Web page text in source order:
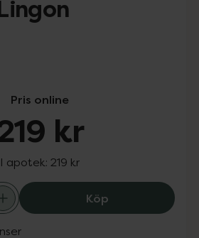
Pris online
kr
I apotek: 219 kr
KöpIDUN Minerals